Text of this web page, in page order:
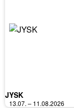
JYSK
13.07. – 11.08.2026